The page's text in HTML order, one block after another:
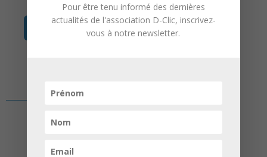
en savoir +
Pour être tenu informé des dernières
actualités de l'association D-Clic, inscrivez-
vous à notre newsletter.